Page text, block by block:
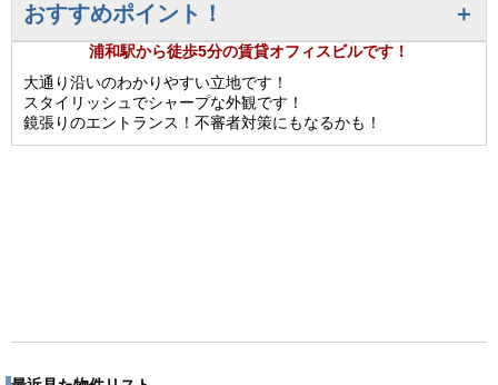
おすすめポイント！
浦和駅から徒歩5分の賃貸オフィスビルです！
大通り沿いのわかりやすい立地です！
スタイリッシュでシャープな外観です！
鏡張りのエントランス！不審者対策にもなるかも！